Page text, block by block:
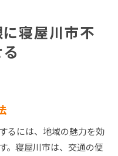
寝屋川市不
るには、地域の魅力を効
。寝屋川市は、交通の便